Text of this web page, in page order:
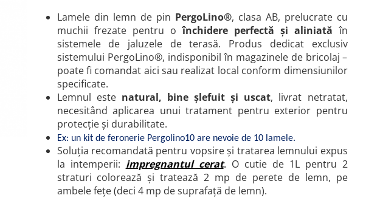
Lamele din lemn de pin PergoLino®, clasa AB, prelucrate cu
muchii frezate pentru oînchidere perfectă și aliniată în
sistemele de jaluzele de terasă. Produs dedicat exclusiv
sistemului PergoLino®, indisponibil în magazinele de bricolaj –
poate fi comandat aici sau realizat local conform dimensiunilor
specificate.
Lemnul este natural, bine șlefuit și uscat, livrat netratat,
necesitând aplicarea unui tratament pentru exterior pentru
protecție și durabilitate.
Ex: un kit de feronerie Pergolino10 are nevoie de 10 lamele.
Soluția recomandată pentru vopsire și tratarea lemnului expus
la intemperii: impregnantul cerat. O cutie de 1L pentru 2
straturi colorează și tratează 2 mp de perete de lemn, pe
ambele fețe (deci 4 mp de suprafață de lemn).